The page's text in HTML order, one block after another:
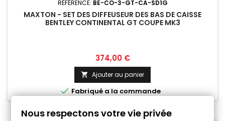
RÉFÉRENCE: BE-CO-3-GT-CA-SD1G
MAXTON - SET DES DIFFEUSEUR DES BAS DE CAISSE
BENTLEY CONTINENTAL GT COUPE MK3
Prix
374,00 €
 Ajouter au panier
Fabriqué a la commande
Nous respectons votre vie privée